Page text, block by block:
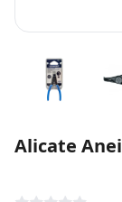
Alicate